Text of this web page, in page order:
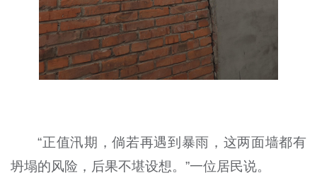
“正值汛期，倘若再遇到暴雨，这两面墙都有
坍塌的风险，后果不堪设想。”一位居民说。